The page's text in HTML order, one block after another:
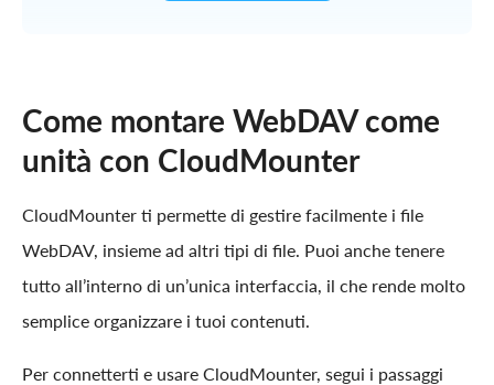
Come montare WebDAV come
unità con CloudMounter
CloudMounter ti permette di gestire facilmente i file
WebDAV, insieme ad altri tipi di file. Puoi anche tenere
tutto all’interno di un’unica interfaccia, il che rende molto
semplice organizzare i tuoi contenuti.
Per connetterti e usare CloudMounter, segui i passaggi